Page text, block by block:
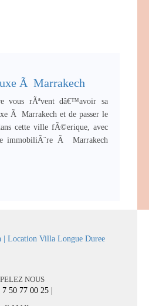
Ã Marrakech
vous rÃªvent dâ€™avoir sa
Ã Marrakech et de passer le
cette ville fÃ©erique, avec
immobiliÃ¨re Ã Marrakech
NOUS
7 50 77 00 25